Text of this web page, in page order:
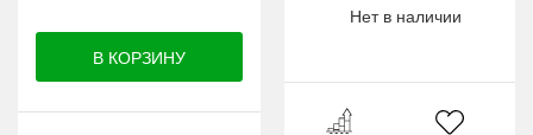
Нет в наличии